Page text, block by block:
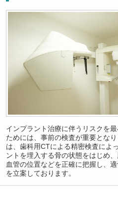
インプラント治療に伴うリスクを
ためには、事前の検査が重要とな
は、歯科用CTによる精密検査によ
ントを埋入する骨の状態をはじめ、
血管の位置などを正確に把握し、
を立案しております。